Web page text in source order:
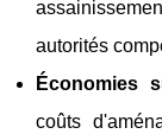
autorités
Économies
coûts